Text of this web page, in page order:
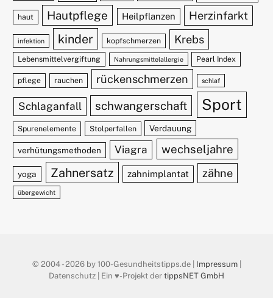
haut Hautpflege Heilpflanzen Herzinfarkt
infektion kinder kopfschmerzen Krebs
Lebensmittelvergiftung Nahrungsmittelallergie Pearl Index
pflege rauchen rückenschmerzen schlaf
Schlaganfall schwangerschaft Sport
Spurenelemente Stolperfallen Verdauung
verhütungsmethoden Viagra wechseljahre
yoga Zahnersatz zahnimplantat zähne
übergewicht
© 2004 - 2026 by 100-Gesundheitstipps.de | Impressum|
Datenschutz | Ein ♥️-Projekt der tippsNET GmbH